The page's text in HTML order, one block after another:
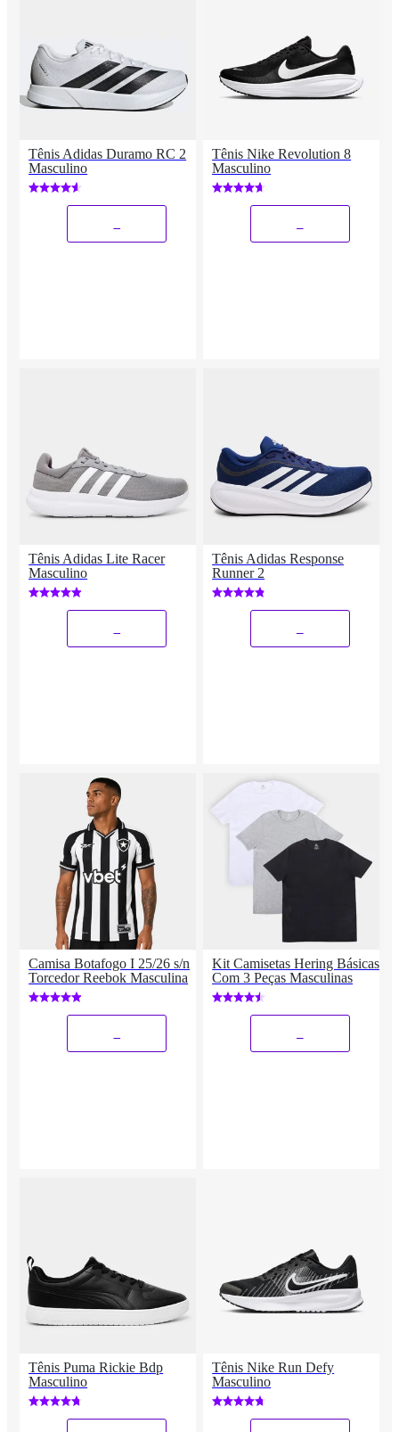
Tênis Adidas Duramo RC 2
Masculino
Tênis Nike Revolution 8
Masculino
Tênis Adidas Lite Racer
Masculino
Tênis Adidas Response
Runner 2
Camisa Botafogo I 25/26 s/n
Torcedor Reebok Masculina
Kit Camisetas Hering Básicas
Com 3 Peças Masculinas
Tênis Puma Rickie Bdp
Masculino
Tênis Nike Run Defy
Masculino